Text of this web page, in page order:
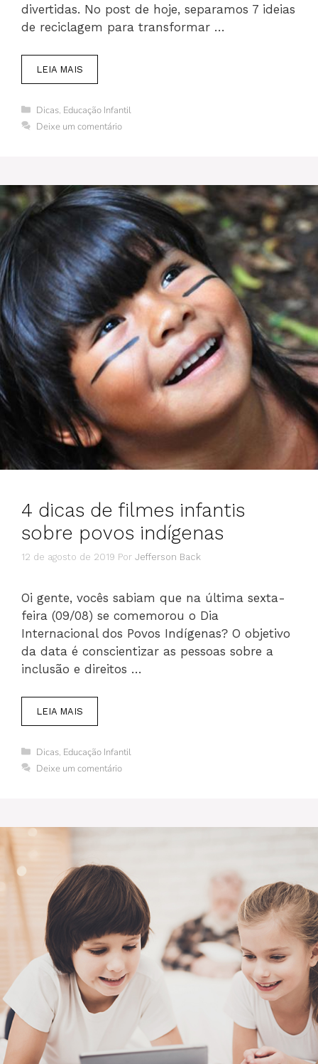
divertidas. No post de hoje, separamos 7 ideias
de reciclagem para transformar …
LEIA MAIS
Categorias
Dicas, Educação Infantil
Deixe um comentário
4 dicas de filmes infantis
sobre povos indígenas
12 de agosto de 2019 Por Jefferson Back
Oi gente, vocês sabiam que na última sexta-
feira (09/08) se comemorou o Dia
Internacional dos Povos Indígenas? O objetivo
da data é conscientizar as pessoas sobre a
inclusão e direitos …
LEIA MAIS
Categorias
Dicas, Educação Infantil
Deixe um comentário